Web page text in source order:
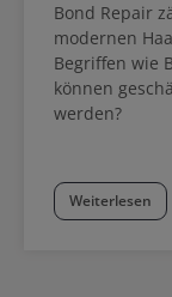
Bond Repair
modernen
Begriffen wie
können
werden?
Weiterlesen